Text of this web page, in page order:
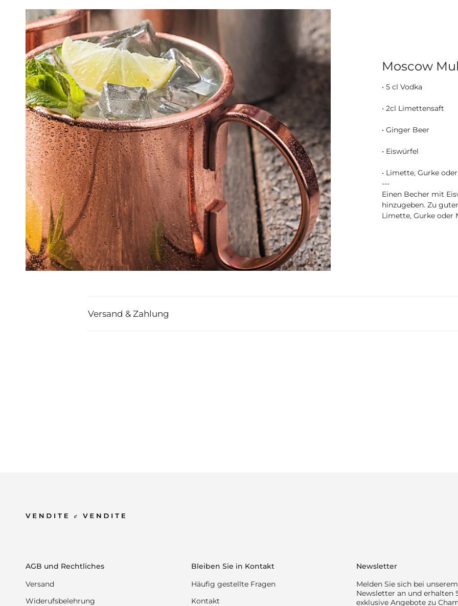
Moscow
• 5 cl Vodka
• 2cl Limettensaft
• Ginger Beer
• Eiswürfel
• Limette, Gurke
---
Einen Becher mit
hinzugeben. Zu
Limette, Gurke oder
Versand & Zahlung
AGB und Rechtliches
Versand
Widerufsbelehrung
Bleiben Sie in Kontakt
Häufig gestellte Fragen
Kontakt
Newsletter
Melden Sie sich bei unserem
Newsletter an und erhalten
exklusive Angebote zu